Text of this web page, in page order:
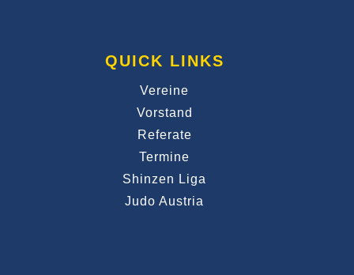
QUICK LINKS
Vereine
Vorstand
Referate
Termine
Shinzen Liga
Judo Austria